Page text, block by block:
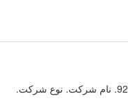
ﻣﯽ ﺷﺮﮐﺘﻬﺎي اراﯾﻪ دﻫﻨﺪه ﺧﺪﻣﺎت ﻣﻬﻨﺪﺳﯽ ﺑﻬﺪاﺷﺖ ﺣﺮﻓﻪ. اي و. ﻣﺮاﮐﺰ. ﻃﺐ ﮐﺎر در ﻣﺤﺪوده داﻧﺸﮕﺎه ﻋﻠﻮم ﭘﺰﺷﮑﯽ اﯾﺮان. ﻣﻮرخ. 10. /. 11. /. 92. ﻧﺎم ﺷﺮﮐﺖ. ﻧﻮع ﺷﺮﮐﺖ.